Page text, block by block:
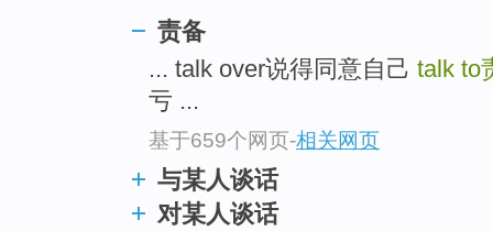
责备
... talk over说得同意自己 talk to
亏 ...
基于659个网页-相关网页
与某人谈话
对某人谈话